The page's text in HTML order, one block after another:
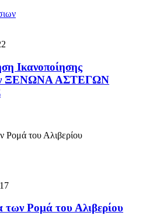
Ικανοποίησης
ΞΕΝΩΝΑ ΑΣΤΕΓΩΝ
Ρομά του Αλιβερίου
των Ρομά του Αλιβερίου